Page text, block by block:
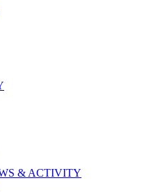
& ACTIVITY